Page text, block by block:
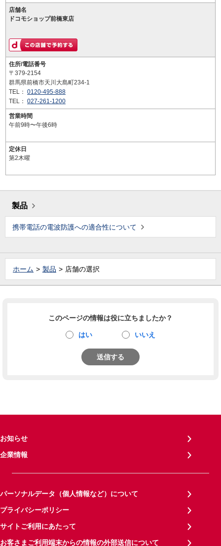
店舗名
ドコモショップ前橋東店
住所/電話番号
〒379-2154
群馬県前橋市天川大島町234-1
TEL： 0120-495-888
TEL： 027-261-1200
営業時間
午前9時〜午後6時
定休日
第2木曜
製品
携帯電話の電波防護への適合性について
ホーム 製品 店舗の選択
このページの情報は役に立ちましたか？
はい いいえ
送信する
お知らせ
企業情報
パーソナルデータ（個人情報など）について
プライバシーポリシー
サイトご利用にあたって
お客さまご利用端末からの情報の外部送信について